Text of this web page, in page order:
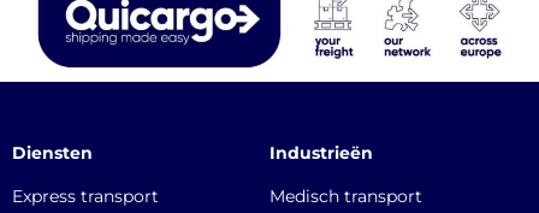
Diensten
Express transport
Industrieën
Medisch transport